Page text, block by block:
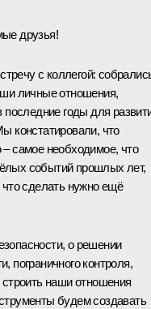
друзья!
с коллегой:
личные отношения,
последние годы для
констатировали, что
– самое необходимое, что
событий прошлых лет,
сделать нужно ещё
о решении
пограничного контроля,
наши отношения
будем создавать